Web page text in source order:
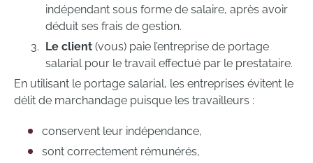
indépendant sous forme de salaire, après avoir
déduit ses frais de gestion.
Le client (vous) paie l’entreprise de portage
salarial pour le travail effectué par le prestataire.
En utilisant le portage salarial, les entreprises évitent le
délit de marchandage puisque les travailleurs :
conservent leur indépendance,
sont correctement rémunérés,